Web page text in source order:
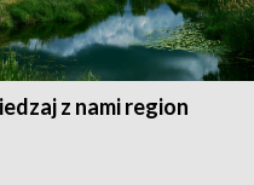
z nami region